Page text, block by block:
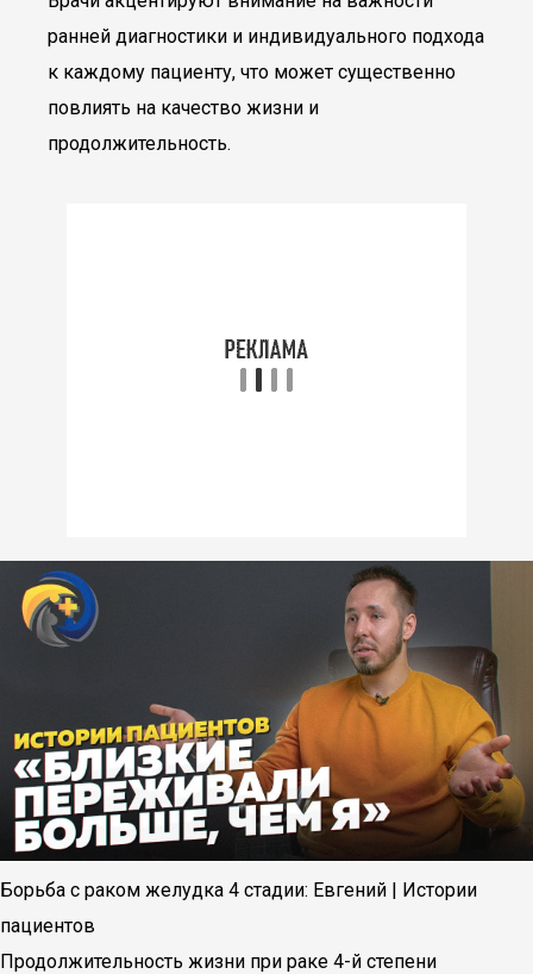
ранней диагностики и индивидуального подхода
к каждому пациенту, что может существенно
повлиять на качество жизни и
продолжительность.
Борьба с раком желудка 4 стадии: Евгений | Истории
пациентов
Продолжительность жизни при раке 4-й степени